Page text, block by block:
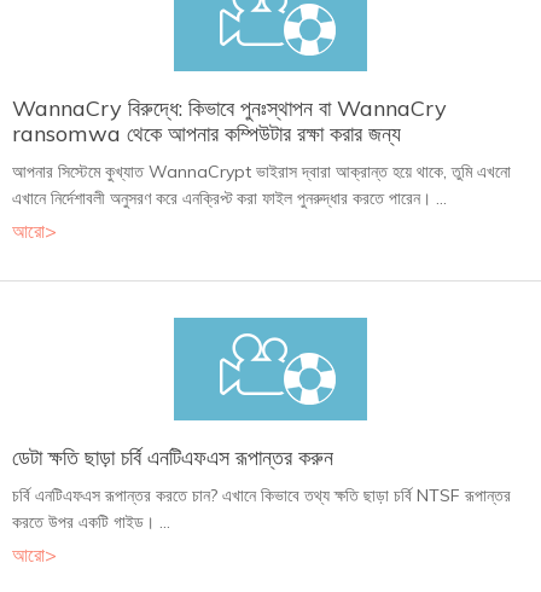
WannaCry বিরুদ্ধে: কিভাবে পুনঃস্থাপন বা WannaCry
ransomwa থেকে আপনার কম্পিউটার রক্ষা করার জন্য
আপনার সিস্টেমে কুখ্যাত WannaCrypt ভাইরাস দ্বারা আক্রান্ত হয়ে থাকে, তুমি এখনো
এখানে নির্দেশাবলী অনুসরণ করে এনক্রিপ্ট করা ফাইল পুনরুদ্ধার করতে পারেন। ...
আরো>
ডেটা ক্ষতি ছাড়া চর্বি এনটিএফএস রূপান্তর করুন
চর্বি এনটিএফএস রূপান্তর করতে চান? এখানে কিভাবে তথ্য ক্ষতি ছাড়া চর্বি NTSF রূপান্তর
করতে উপর একটি গাইড। ...
আরো>